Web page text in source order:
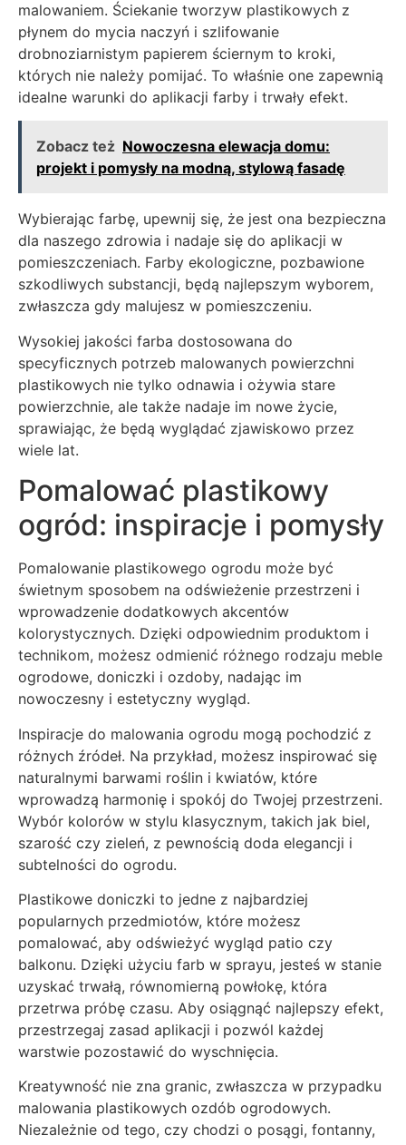
malowaniem. Ściekanie tworzyw plastikowych z
płynem do mycia naczyń i szlifowanie
drobnoziarnistym papierem ściernym to kroki,
których nie należy pomijać. To właśnie one zapewnią
idealne warunki do aplikacji farby i trwały efekt.
Zobacz też Nowoczesna elewacja domu:
projekt i pomysły na modną, stylową fasadę
Wybierając farbę, upewnij się, że jest ona bezpieczna
dla naszego zdrowia i nadaje się do aplikacji w
pomieszczeniach. Farby ekologiczne, pozbawione
szkodliwych substancji, będą najlepszym wyborem,
zwłaszcza gdy malujesz w pomieszczeniu.
Wysokiej jakości farba dostosowana do
specyficznych potrzeb malowanych powierzchni
plastikowych nie tylko odnawia i ożywia stare
powierzchnie, ale także nadaje im nowe życie,
sprawiając, że będą wyglądać zjawiskowo przez
wiele lat.
Pomalować plastikowy
ogród: inspiracje i pomysły
Pomalowanie plastikowego ogrodu może być
świetnym sposobem na odświeżenie przestrzeni i
wprowadzenie dodatkowych akcentów
kolorystycznych. Dzięki odpowiednim produktom i
technikom, możesz odmienić różnego rodzaju meble
ogrodowe, doniczki i ozdoby, nadając im
nowoczesny i estetyczny wygląd.
Inspiracje do malowania ogrodu mogą pochodzić z
różnych źródeł. Na przykład, możesz inspirować się
naturalnymi barwami roślin i kwiatów, które
wprowadzą harmonię i spokój do Twojej przestrzeni.
Wybór kolorów w stylu klasycznym, takich jak biel,
szarość czy zieleń, z pewnością doda elegancji i
subtelności do ogrodu.
Plastikowe doniczki to jedne z najbardziej
popularnych przedmiotów, które możesz
pomalować, aby odświeżyć wygląd patio czy
balkonu. Dzięki użyciu farb w sprayu, jesteś w stanie
uzyskać trwałą, równomierną powłokę, która
przetrwa próbę czasu. Aby osiągnąć najlepszy efekt,
przestrzegaj zasad aplikacji i pozwól każdej
warstwie pozostawić do wyschnięcia.
Kreatywność nie zna granic, zwłaszcza w przypadku
malowania plastikowych ozdób ogrodowych.
Niezależnie od tego, czy chodzi o posągi, fontanny,